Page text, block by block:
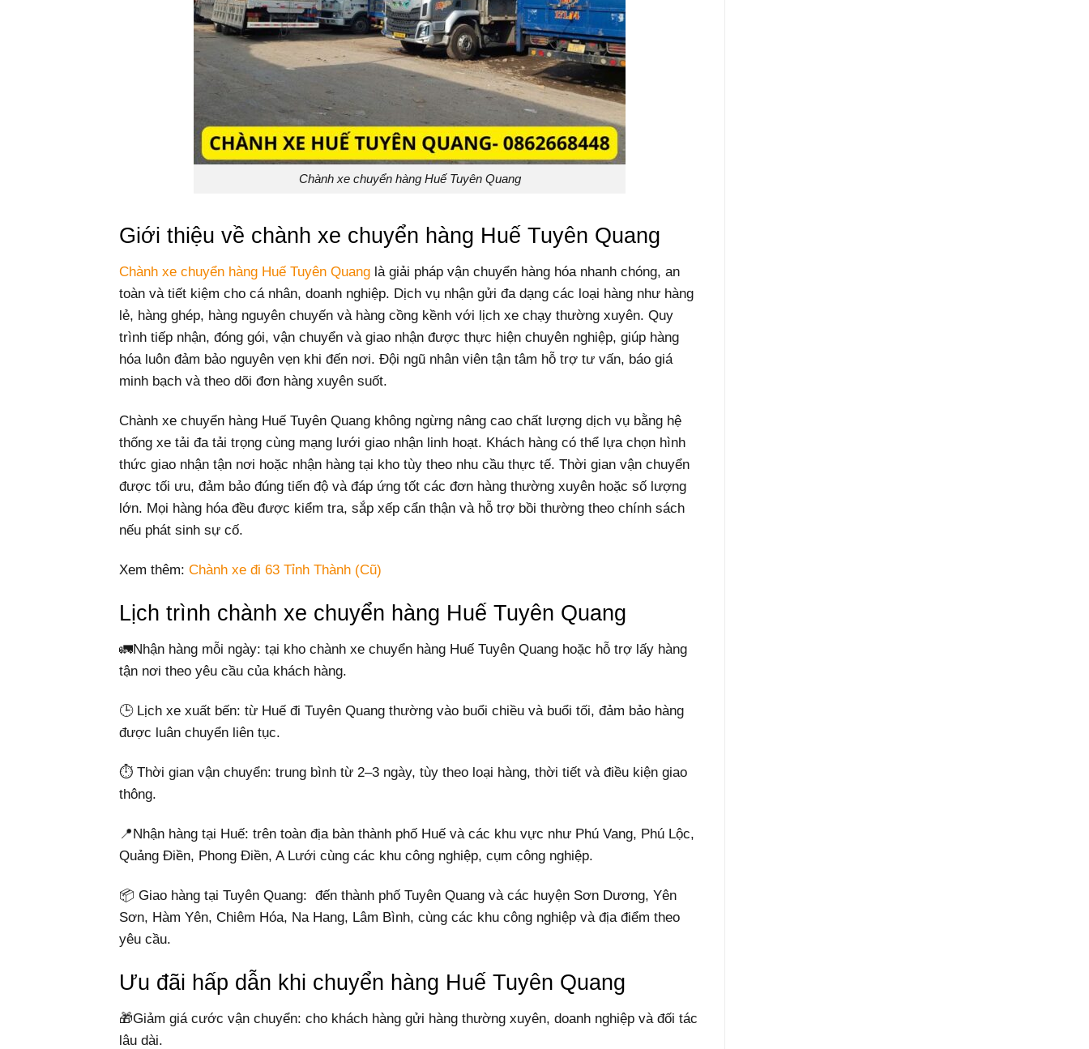
Chành xe chuyển hàng Huế Tuyên Quang
Giới thiệu về chành xe chuyển hàng Huế Tuyên Quang
Chành xe chuyển hàng Huế Tuyên Quang là giải pháp vận chuyển hàng hóa nhanh chóng, an
toàn và tiết kiệm cho cá nhân, doanh nghiệp. Dịch vụ nhận gửi đa dạng các loại hàng như hàng
lẻ, hàng ghép, hàng nguyên chuyến và hàng cồng kềnh với lịch xe chạy thường xuyên. Quy
trình tiếp nhận, đóng gói, vận chuyển và giao nhận được thực hiện chuyên nghiệp, giúp hàng
hóa luôn đảm bảo nguyên vẹn khi đến nơi. Đội ngũ nhân viên tận tâm hỗ trợ tư vấn, báo giá
minh bạch và theo dõi đơn hàng xuyên suốt.
Chành xe chuyển hàng Huế Tuyên Quang không ngừng nâng cao chất lượng dịch vụ bằng hệ
thống xe tải đa tải trọng cùng mạng lưới giao nhận linh hoạt. Khách hàng có thể lựa chọn hình
thức giao nhận tận nơi hoặc nhận hàng tại kho tùy theo nhu cầu thực tế. Thời gian vận chuyển
được tối ưu, đảm bảo đúng tiến độ và đáp ứng tốt các đơn hàng thường xuyên hoặc số lượng
lớn. Mọi hàng hóa đều được kiểm tra, sắp xếp cẩn thận và hỗ trợ bồi thường theo chính sách
nếu phát sinh sự cố.
Xem thêm: Chành xe đi 63 Tỉnh Thành (Cũ)
Lịch trình chành xe chuyển hàng Huế Tuyên Quang
🚛Nhận hàng mỗi ngày: tại kho chành xe chuyển hàng Huế Tuyên Quang hoặc hỗ trợ lấy hàng
tận nơi theo yêu cầu của khách hàng.
🕒 Lịch xe xuất bến: từ Huế đi Tuyên Quang thường vào buổi chiều và buổi tối, đảm bảo hàng
được luân chuyển liên tục.
⏱️ Thời gian vận chuyển: trung bình từ 2–3 ngày, tùy theo loại hàng, thời tiết và điều kiện giao
thông.
📍Nhận hàng tại Huế: trên toàn địa bàn thành phố Huế và các khu vực như Phú Vang, Phú Lộc,
Quảng Điền, Phong Điền, A Lưới cùng các khu công nghiệp, cụm công nghiệp.
📦 Giao hàng tại Tuyên Quang: đến thành phố Tuyên Quang và các huyện Sơn Dương, Yên
Sơn, Hàm Yên, Chiêm Hóa, Na Hang, Lâm Bình, cùng các khu công nghiệp và địa điểm theo
yêu cầu.
Ưu đãi hấp dẫn khi chuyển hàng Huế Tuyên Quang
🎁Giảm giá cước vận chuyển: cho khách hàng gửi hàng thường xuyên, doanh nghiệp và đối tác
lâu dài.